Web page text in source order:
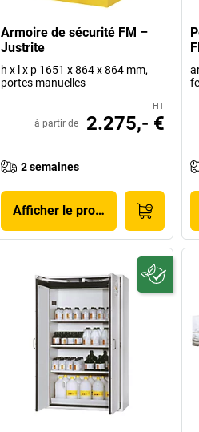
Armoire de sécurité FM –
Justrite
h x l x p 1651 x 864 x 864 mm,
portes manuelles
HT
à partir de 2.275,- €
2 semaines
Afficher le produit